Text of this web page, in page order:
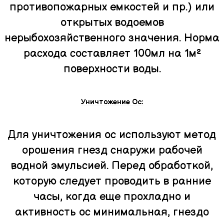
противопожарных емкостей и пр.) или
открытых водоемов
нерыбохозяйственного значения. Норма
расхода составляет 100мл на 1м²
поверхности воды.
Уничтожение Ос:
Для уничтожения ос используют метод
орошения гнезд снаружи рабочей
водной эмульсией. Перед обработкой,
которую следует проводить в ранние
часы, когда еще прохладно и
активность ос минимальная, гнездо